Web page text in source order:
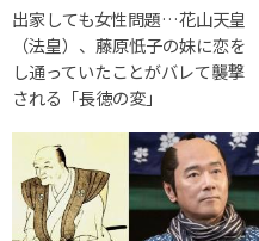
出家しても女性問題…花山天皇
（法皇）、藤原忯子の妹に恋を
し通っていたことがバレて襲撃
される「長徳の変」